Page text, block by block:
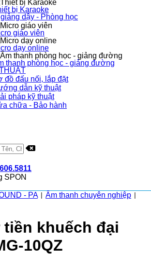
bị Karaoke
dậy - Phòng học
giáo viên
dạy online
thanh phòng học - giảng đường
đồ đấu nối, lắp đặt
dẫn kỹ thuật
pháp kỹ thuật
chữa - Bảo hành
- PA Âm thanh chuyên nghiệp
tiền khuếch đại
10QZ